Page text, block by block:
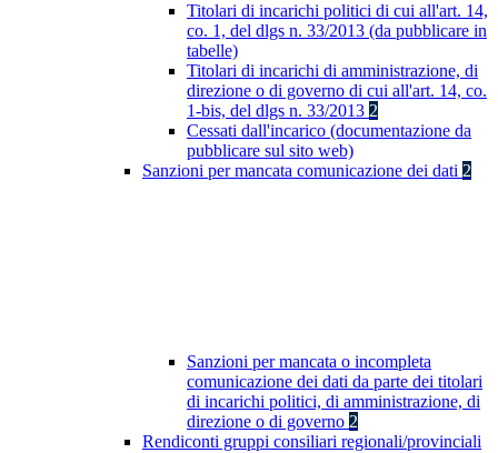
Titolari di incarichi politici di cui all'art. 14,
co. 1, del dlgs n. 33/2013 (da pubblicare in
tabelle)
Titolari di incarichi di amministrazione, di
direzione o di governo di cui all'art. 14, co.
1-bis, del dlgs n. 33/2013 2
Cessati dall'incarico (documentazione da
pubblicare sul sito web)
Sanzioni per mancata comunicazione dei dati 2
Sanzioni per mancata o incompleta
comunicazione dei dati da parte dei titolari
di incarichi politici, di amministrazione, di
direzione o di governo 2
Rendiconti gruppi consiliari regionali/provinciali